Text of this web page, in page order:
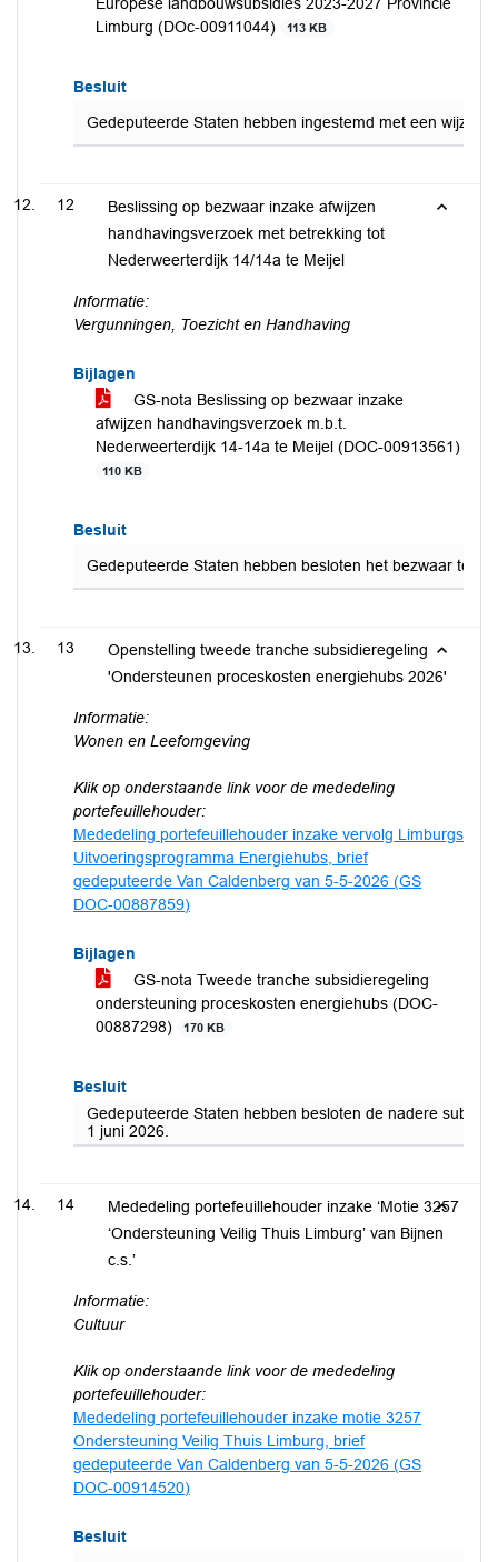
Limburg (DOc-00911044)
113 KB
Besluit
Gedeputeerde Staten hebben ingestemd met een
12
Beslissing op bezwaar inzake afwijzen
handhavingsverzoek met betrekking tot
Nederweerterdijk 14/14a te Meijel
Informatie:
Vergunningen, Toezicht en Handhaving
Bijlagen
GS-nota Beslissing op bezwaar inzake
afwijzen handhavingsverzoek m.b.t.
Nederweerterdijk 14-14a te Meijel (DOC-00913561)
110 KB
Besluit
Gedeputeerde Staten hebben besloten het bezwaar
13
Openstelling tweede tranche subsidieregeling
'Ondersteunen proceskosten energiehubs 2026'
Informatie:
Wonen en Leefomgeving
Klik op onderstaande link voor de mededeling
portefeuillehouder:
Mededeling portefeuillehouder inzake vervolg Limburgs
Uitvoeringsprogramma Energiehubs, brief
gedeputeerde Van Caldenberg van 5-5-2026 (GS
DOC-00887859)
Bijlagen
GS-nota Tweede tranche subsidieregeling
ondersteuning proceskosten energiehubs (DOC-
00887298)
170 KB
Besluit
Gedeputeerde Staten hebben besloten de nadere
1 juni 2026.
14
Mededeling portefeuillehouder inzake ‘Motie 3257
‘Ondersteuning Veilig Thuis Limburg’ van Bijnen
c.s.’
Informatie:
Cultuur
Klik op onderstaande link voor de mededeling
portefeuillehouder:
Mededeling portefeuillehouder inzake motie 3257
Ondersteuning Veilig Thuis Limburg, brief
gedeputeerde Van Caldenberg van 5-5-2026 (GS
DOC-00914520)
Besluit